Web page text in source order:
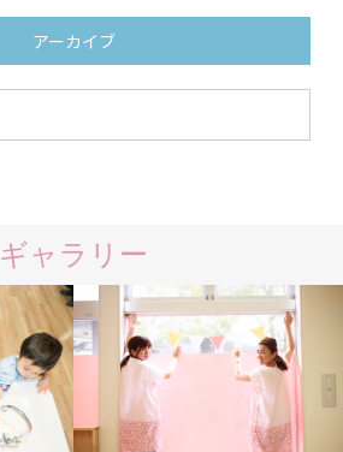
アーカイブ
ギャラリー